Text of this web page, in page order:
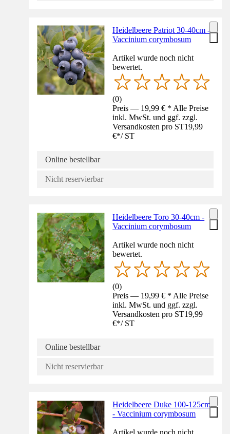
Heidelbeere Patriot 30-40cm -
Vaccinium corymbosum
Artikel wurde noch nicht
bewertet.
(0)
Preis — 19,99 € * Alle Preise
inkl. MwSt. und ggf. zzgl.
Versandkosten pro ST19,99
€*/ ST
Online bestellbar
Nicht reservierbar
Heidelbeere Toro 30-40cm -
Vaccinium corymbosum
Artikel wurde noch nicht
bewertet.
(0)
Preis — 19,99 € * Alle Preise
inkl. MwSt. und ggf. zzgl.
Versandkosten pro ST19,99
€*/ ST
Online bestellbar
Nicht reservierbar
Heidelbeere Duke 100-125cm
- Vaccinium corymbosum